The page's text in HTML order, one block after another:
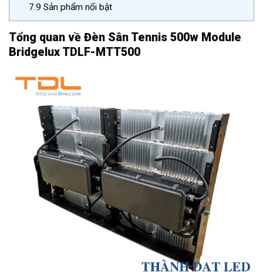
7.9 Sản phẩm nổi bật
Tổng quan về Đèn Sân Tennis 500w Module
Bridgelux TDLF-MTT500